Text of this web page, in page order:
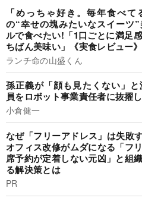
「めっちゃ好き。毎年食べ
の“幸せの塊みたいなスイーツ
ルで食べたい!「1口ごとに満足
ちばん美味い」《実食レビュー》
ランチ命の山盛くん
孫正義が「顔も見たくない」
員をロボット事業責任者に抜擢
小倉健一
なぜ「フリーアドレス」は失敗
オフィス改修がムダになる「フ
席予約が定着しない元凶」と組
る解決策とは
PR